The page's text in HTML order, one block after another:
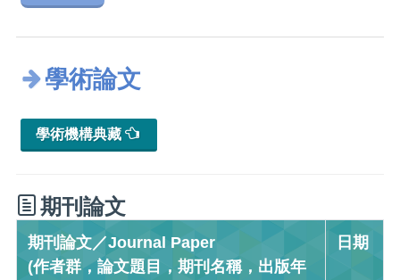
學術論文
學術機構典藏
期刊論文
期刊論文／Journal Paper
(作者群，論文題目，期刊名稱，出版年
日期